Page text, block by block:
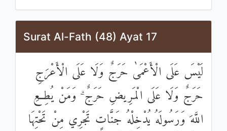
Surat Al-Fath (48) Ayat 17
لَيْسَ عَلَى الْأَعْمَىٰ حَرَجٌ وَلَا عَلَى الْأَعْرَجِ
حَرَجٌ وَلَا عَلَى الْمَرِيضِ حَرَجٌ ۗ وَمَنْ يُطِعِ
اللَّهَ وَرَسُولَهُ يُدْخِلْهُ جَنَّاتٍ تَجْرِي مِنْ تَحْتِهَا